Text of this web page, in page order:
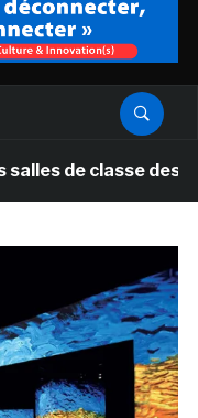
classe des écoles